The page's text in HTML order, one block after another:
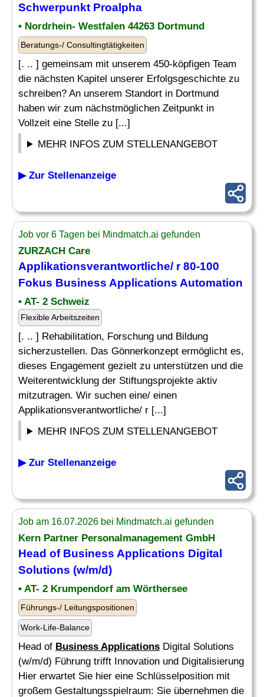
Schwerpunkt Proalpha
• Nordrhein- Westfalen 44263 Dortmund
Beratungs-/ Consultingtätigkeiten
[. .. ] gemeinsam mit unserem 450-köpfigen Team
die nächsten Kapitel unserer Erfolgsgeschichte zu
schreiben? An unserem Standort in Dortmund
haben wir zum nächstmöglichen Zeitpunkt in
Vollzeit eine Stelle zu [...]
MEHR INFOS ZUM STELLENANGEBOT
▶ Zur Stellenanzeige
Job vor 6 Tagen bei Mindmatch.ai gefunden
ZURZACH Care
Applikationsverantwortliche/ r 80-100
Fokus Business Applications Automation
• AT- 2 Schweiz
Flexible Arbeitszeiten
[. .. ] Rehabilitation, Forschung und Bildung
sicherzustellen. Das Gönnerkonzept ermöglicht es,
dieses Engagement gezielt zu unterstützen und die
Weiterentwicklung der Stiftungsprojekte aktiv
mitzutragen. Wir suchen eine/ einen
Applikationsverantwortliche/ r [...]
MEHR INFOS ZUM STELLENANGEBOT
▶ Zur Stellenanzeige
Job am 16.07.2026 bei Mindmatch.ai gefunden
Kern Partner Personalmanagement GmbH
Head of Business Applications Digital
Solutions (w/m/d)
• AT- 2 Krumpendorf am Wörthersee
Führungs-/ Leitungspositionen
Work-Life-Balance
Head of Business Applications Digital Solutions
(w/m/d) Führung trifft Innovation und Digitalisierung
Hier erwartet Sie hier eine Schlüsselposition mit
großem Gestaltungsspielraum: Sie übernehmen die